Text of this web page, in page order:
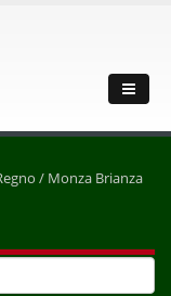
/ Monza Brianza